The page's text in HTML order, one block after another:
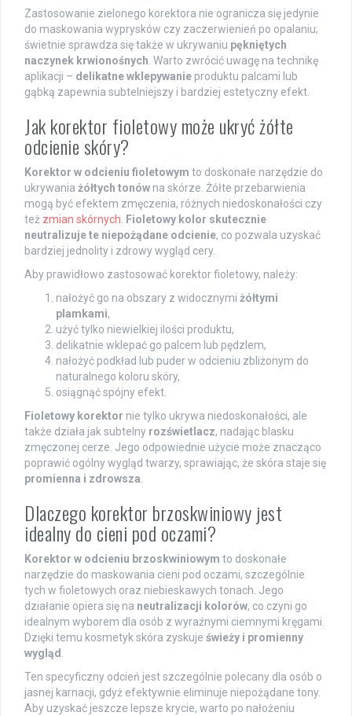
Zastosowanie zielonego korektora nie ogranicza się jedynie
do maskowania wyprysków czy zaczerwienień po opalaniu;
świetnie sprawdza się także w ukrywaniu pękniętych
naczynek krwionośnych . Warto zwrócić uwagę na technikę
aplikacji – delikatne wklepywanie produktu palcami lub
gąbką zapewnia subtelniejszy i bardziej estetyczny efekt.
Jak korektor fioletowy może ukryć żółte
odcienie skóry?
Korektor w odcieniu fioletowym to doskonałe narzędzie do
ukrywania żółtych tonów na skórze. Żółte przebarwienia
mogą być efektem zmęczenia, różnych niedoskonałości czy
też zmian skórnych
Fioletowy kolor skutecznie
neutralizuje te niepożądane odcienie, co pozwala uzyskać
bardziej jednolity i zdrowy wygląd cery.
Aby prawidłowo zastosować korektor fioletowy, należy:
nałożyć go na obszary z widocznymi żółtymi
plamkami,
użyć tylko niewielkiej ilości produktu,
delikatnie wklepać go palcem lub pędzlem,
nałożyć podkład lub puder w odcieniu zbliżonym do
naturalnego koloru skóry,
osiągnąć spójny efekt.
Fioletowy korektor nie tylko ukrywa niedoskonałości, ale
także działa jak subtelny rozświetlacz, nadając blasku
zmęczonej cerze. Jego odpowiednie użycie może znacząco
poprawić ogólny wygląd twarzy, sprawiając, że skóra staje się
promienna i zdrowsza
Dlaczego korektor brzoskwiniowy jest
idealny do cieni pod oczami?
Korektor w odcieniu brzoskwiniowym to doskonałe
narzędzie do maskowania cieni pod oczami, szczególnie
tych w fioletowych oraz niebieskawych tonach. Jego
działanie opiera się na neutralizacji kolorów, co czyni go
idealnym wyborem dla osób z wyraźnymi ciemnymi kręgami.
Dzięki temu kosmetyk skóra zyskuje świeży i promienny
wygląd
Ten specyficzny odcień jest szczególnie polecany dla osób o
jasnej karnacji, gdyż efektywnie eliminuje niepożądane tony.
Aby uzyskać jeszcze lepsze krycie, warto po nałożeniu